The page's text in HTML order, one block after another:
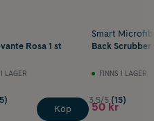
Rosa 1 st
LAGER
Köp
Smart
Back Scrubber
FINNS I LAGER
3.5/5 (15)
50 kr